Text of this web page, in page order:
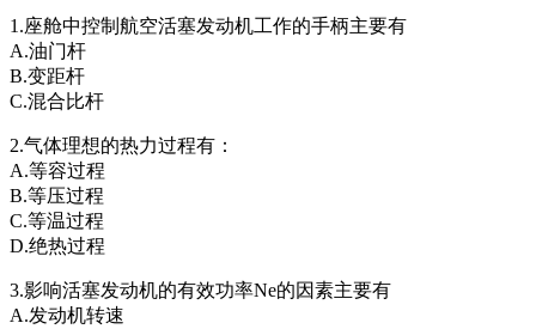
1.座舱中控制航空活塞发动机工作的手柄主要有
A.油门杆
B.变距杆
C.混合比杆
2.气体理想的热力过程有：
A.等容过程
B.等压过程
C.等温过程
D.绝热过程
3.影响活塞发动机的有效功率Ne的因素主要有
A.发动机转速